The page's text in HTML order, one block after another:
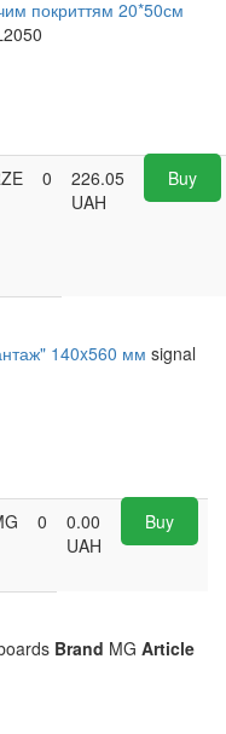
покриттям 20*50см
0
226.05
UAH
Buy
140x560 мм signal
0
0.00
UAH
Buy
Brand MG Article